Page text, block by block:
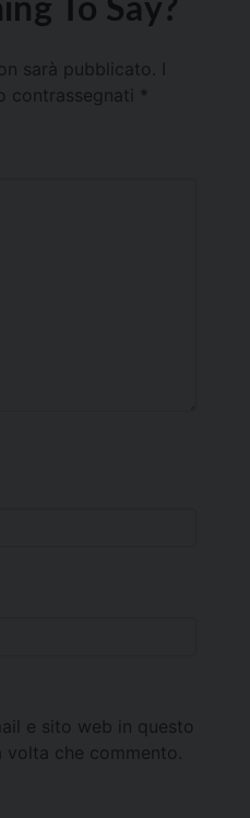
sarà pubblicato.
contrassegnati *
e sito web in questo
che commento.